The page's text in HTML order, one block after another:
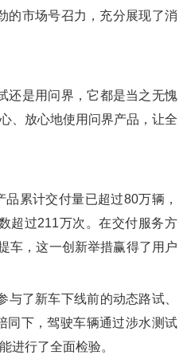
的市场号召力，充分展现了消
是用问界，它都是当之无愧
、放心地使用问界产品，让全
累计交付量已超过80万辆，
超过211万次。在交付服务方
车，这一创新举措赢得了用户
了新车下线前的动态路试、
同下，驾驶车辆通过涉水测试
进行了全面检验。